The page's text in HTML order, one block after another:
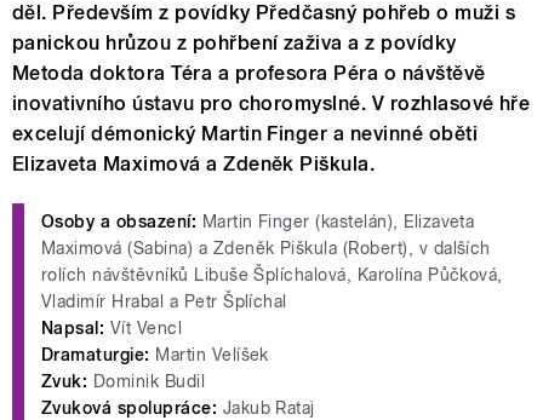
děl. Především z povídky Předčasný pohřeb o muži s
panickou hrůzou z pohřbení zaživa a z povídky
Metoda doktora Téra a profesora Péra o návštěvě
inovativního ústavu pro choromyslné. V rozhlasové hře
excelují démonický Martin Finger a nevinné oběti
Elizaveta Maximová a Zdeněk Piškula.
Osoby a obsazení: Martin Finger (kastelán), Elizaveta
Maximová (Sabina) a Zdeněk Piškula (Robert), v dalších
rolích návštěvníků Libuše Šplíchalová, Karolína Půčková,
Vladimír Hrabal a Petr Šplíchal
Napsal: Vít Vencl
Dramaturgie: Martin Velíšek
Zvuk: Dominik Budil
Zvuková spolupráce: Jakub Rataj